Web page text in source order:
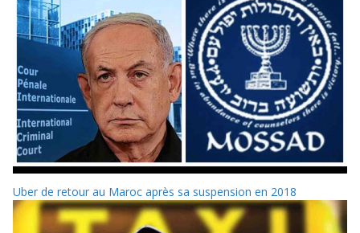
Uber de retour au Maroc après sa suspension en 2018